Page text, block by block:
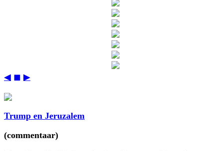
◀ ◼ ▶
Trump en Jeruzalem
(commentaar)